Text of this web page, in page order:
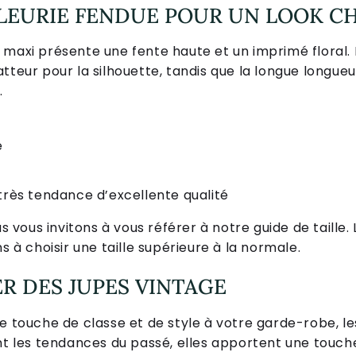
FENDUE POUR UN LOOK
présente une fente haute et un imprimé floral.
pour la silhouette, tandis que la longue
tendance d’excellente qualité
vous invitons à vous référer à notre guide de
à choisir une taille supérieure à la normale.
DES JUPES VINTAGE
touche de classe et de style à votre garde-robe,
les tendances du passé, elles apportent une